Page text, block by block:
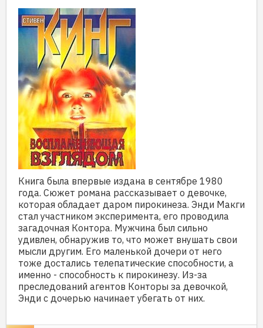
Книга была впервые издана в сентябре 1980
года. Сюжет романа рассказывает о девочке,
которая обладает даром пирокинеза. Энди Макги
стал участником эксперимента, его проводила
загадочная Контора. Мужчина был сильно
удивлен, обнаружив то, что может внушать свои
мысли другим. Его маленькой дочери от него
тоже достались телепатические способности, а
именно - способность к пирокинезу. Из-за
преследований агентов Конторы за девочкой,
Энди с дочерью начинает убегать от них.